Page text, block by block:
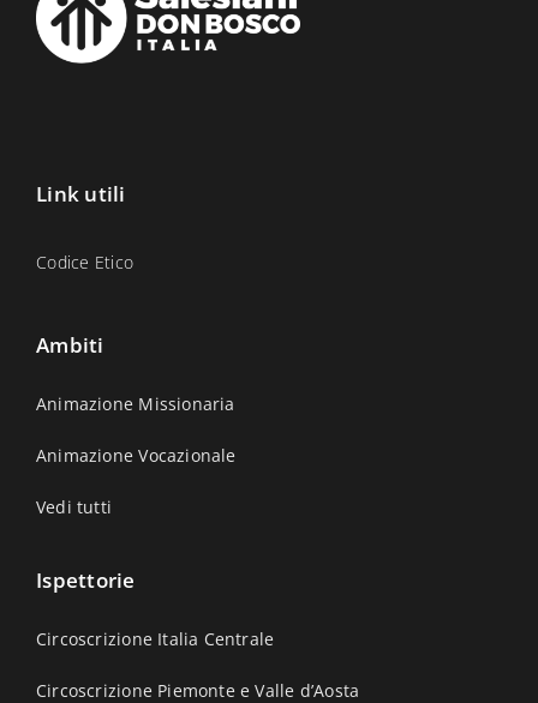
Link utili
Codice Etico
Ambiti
Animazione Missionaria
Animazione Vocazionale
Vedi tutti
Ispettorie
Circoscrizione Italia Centrale
Circoscrizione Piemonte e Valle d’Aosta